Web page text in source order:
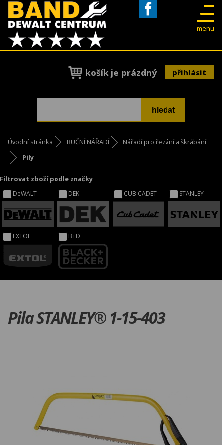
menu
košík je prázdný přihlásit
Úvodní stránka RUČNÍ NÁŘADÍ
Nářadí pro řezání a škrábání
Pily
Filtrovat zboží podle značky
DeWALT DEK CUB CADET STANLEY
EXTOL B+D
Pila STANLEY® 1-15-403